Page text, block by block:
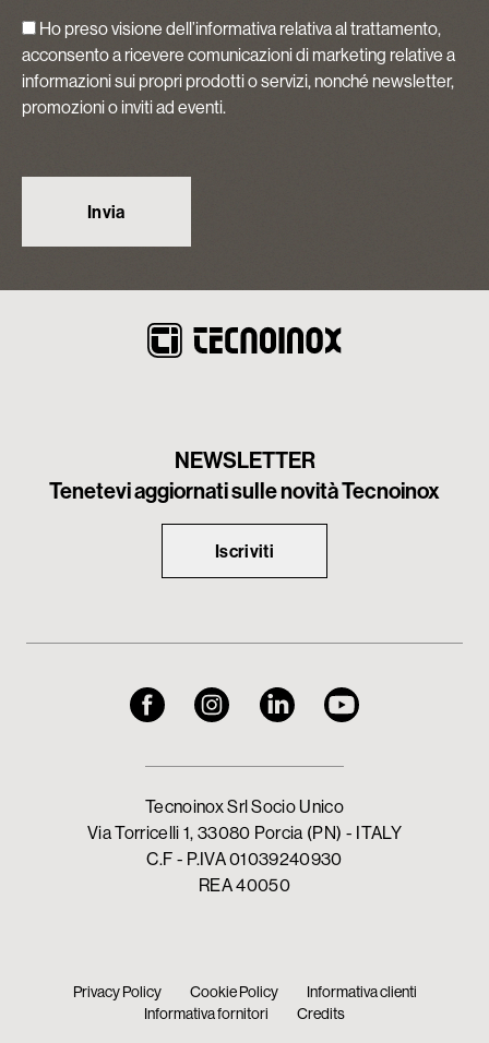
Ho preso visione dell’informativa relativa al trattamento,
acconsento a ricevere comunicazioni di marketing relative a
informazioni sui propri prodotti o servizi, nonché newsletter,
promozioni o inviti ad eventi.
NEWSLETTER
Tenetevi aggiornati sulle novità Tecnoinox
Iscriviti
Tecnoinox Srl Socio Unico
Via Torricelli 1, 33080 Porcia (PN) - ITALY
C.F - P.IVA 01039240930
REA 40050
Privacy Policy Cookie Policy
Informativa clienti
Informativa fornitori
Credits